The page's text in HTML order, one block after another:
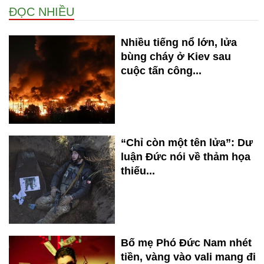
ĐỌC NHIỀU
Nhiều tiếng nổ lớn, lửa
bùng cháy ở Kiev sau
cuộc tấn công...
“Chỉ còn một tên lửa”: Dư
luận Đức nói về thảm họa
thiếu...
Bố mẹ Phó Đức Nam nhét
tiền, vàng vào vali mang đi